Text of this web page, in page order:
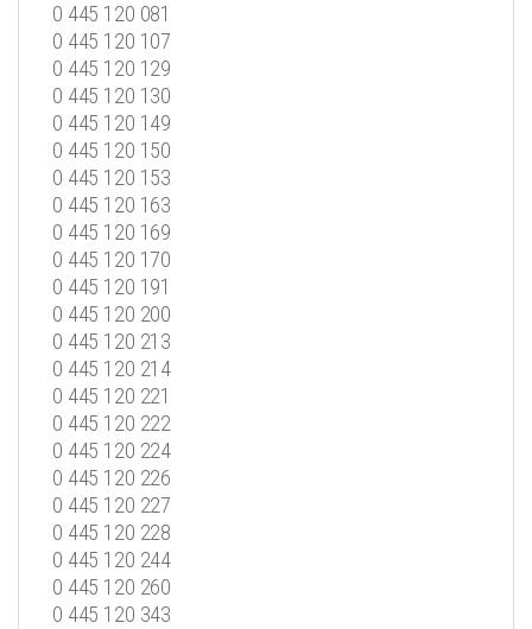
0 445 120 081
0 445 120 107
0 445 120 129
0 445 120 130
0 445 120 149
0 445 120 150
0 445 120 153
0 445 120 163
0 445 120 169
0 445 120 170
0 445 120 191
0 445 120 200
0 445 120 213
0 445 120 214
0 445 120 221
0 445 120 222
0 445 120 224
0 445 120 226
0 445 120 227
0 445 120 228
0 445 120 244
0 445 120 260
0 445 120 343